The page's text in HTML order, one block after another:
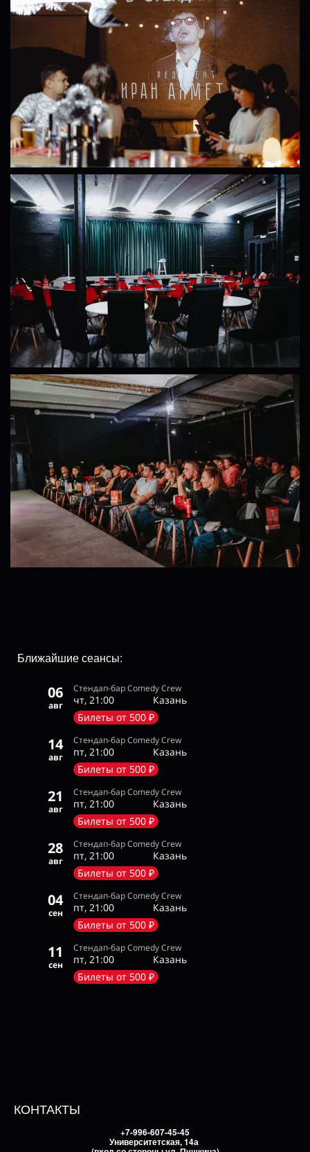
Ближайшие сеансы:
06
авг
Стендап-бар Comedy Crew
чт, 21:00
Казань
Билеты от 500 ₽
14
авг
Стендап-бар Comedy Crew
пт, 21:00
Казань
Билеты от 500 ₽
21
авг
Стендап-бар Comedy Crew
пт, 21:00
Казань
Билеты от 500 ₽
28
авг
Стендап-бар Comedy Crew
пт, 21:00
Казань
Билеты от 500 ₽
04
сен
Стендап-бар Comedy Crew
пт, 21:00
Казань
Билеты от 500 ₽
11
сен
Стендап-бар Comedy Crew
пт, 21:00
Казань
Билеты от 500 ₽
КОНТАКТЫ
+7-996-607-45-45
Университетская, 14а